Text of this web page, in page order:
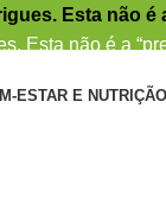
Esta não
Esta não é a
ESTAR E NUTRIÇÃO